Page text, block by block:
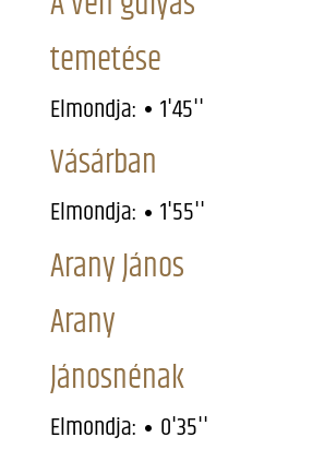
temetése
Elmondja: 1'45''
Vásárban
Elmondja: 1'55''
Arany János
Arany
Jánosnénak
Elmondja: 0'35''